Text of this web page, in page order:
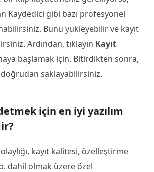
Kaydedici gibi bazı profesyonel
Bunu yükleyebilir ve kayıt
Ardından, tıklayın Kayıt
başlamak için. Bitirdikten sonra,
saklayabilirsiniz.
için en iyi yazılım
kayıt kalitesi, özelleştirme
dahil olmak üzere özel